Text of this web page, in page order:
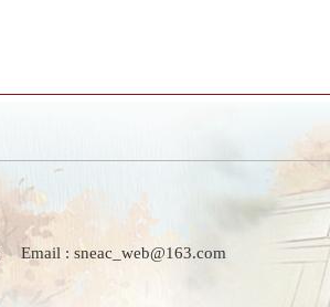
Email : sneac_web@163.com